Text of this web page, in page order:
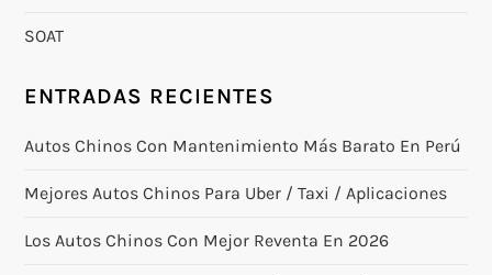
SOAT
ENTRADAS RECIENTES
Autos Chinos Con Mantenimiento Más Barato En Perú
Mejores Autos Chinos Para Uber / Taxi / Aplicaciones
Los Autos Chinos Con Mejor Reventa En 2026